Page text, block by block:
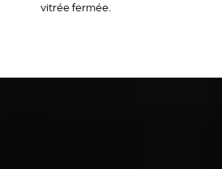
vitrée fermée.